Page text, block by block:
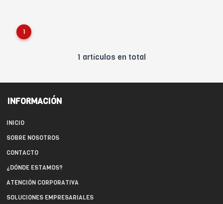
1
1 artículos en total
INFORMACIÓN
INICIO
SOBRE NOSOTROS
CONTACTO
¿DÓNDE ESTAMOS?
ATENCIÓN CORPORATIVA
SOLUCIONES EMPRESARIALES